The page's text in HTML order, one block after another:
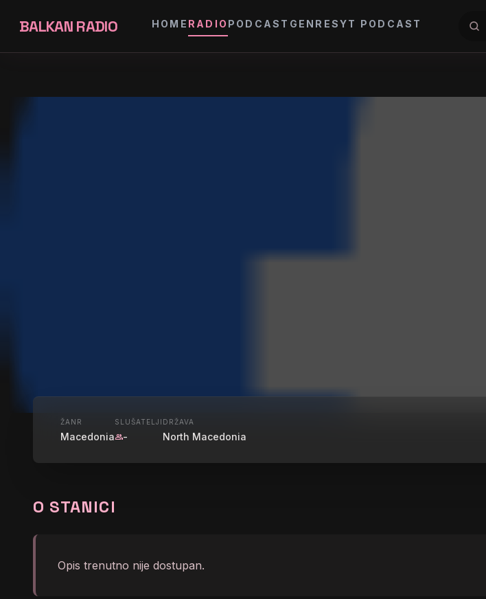
BALKAN RADIO HOME RADIO PODCAST GENRESYT PODCAST
UŽIVO
ŽANR
Macedonia
SLUŠATELJI
group-
DRŽAVA
North Macedonia
O STANICI
Opis trenutno nije dostupan.